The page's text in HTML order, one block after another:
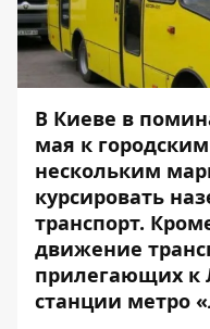
В Киеве в
мая к
нескольким
курсировать
транспорт.
движение
прилегающих к
станции метро